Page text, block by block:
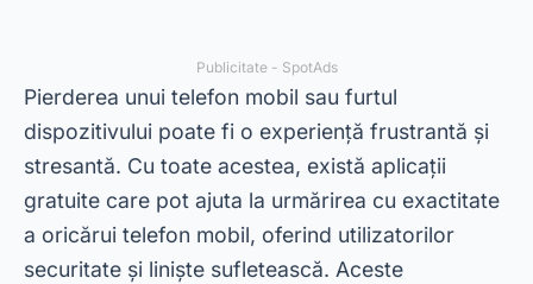
Publicitate - SpotAds
Pierderea unui telefon mobil sau furtul
dispozitivului poate fi o experiență frustrantă și
stresantă. Cu toate acestea, există aplicații
gratuite care pot ajuta la urmărirea cu exactitate
a oricărui telefon mobil, oferind utilizatorilor
securitate și liniște sufletească. Aceste